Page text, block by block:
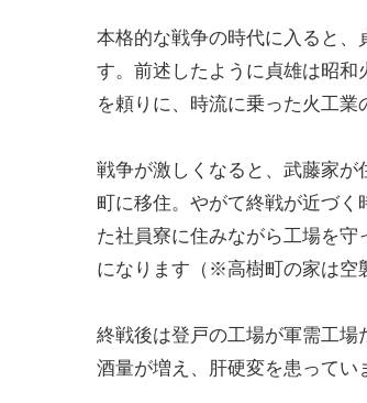
本格的な戦争の時代に入ると、
す。前述したように貞雄は昭
を頼りに、時流に乗った火工業
戦争が激しくなると、武藤家
町に移住。やがて終戦が近づ
た社員寮に住みながら工場を
になります（※高樹町の家は空
終戦後は登戸の工場が軍需工
酒量が増え、肝硬変を患ってい